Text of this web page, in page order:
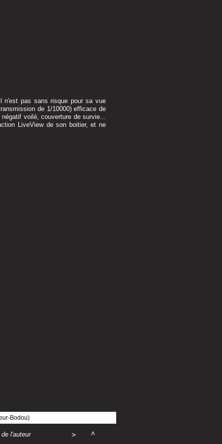
l'auteur > ^
n'est pas sans risque pour sa vue
de 1/10000) efficace de
voilé, couverture de survie...
LiveView de son boitier, et ne
Bodou)